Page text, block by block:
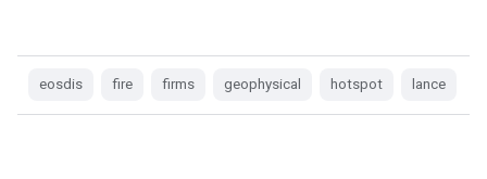
eosdis fire firms geophysical hotspot lance